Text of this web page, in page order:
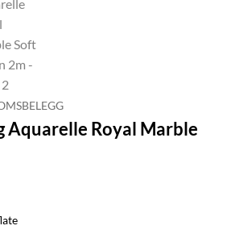
Aquarelle Royal Marble